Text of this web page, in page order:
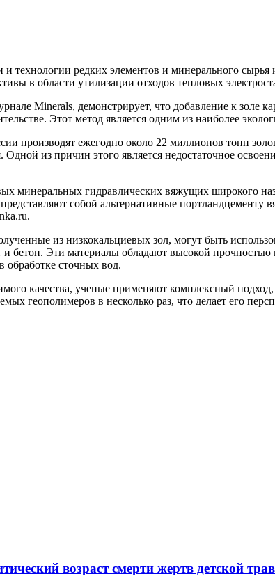
редких элементов и минерального
в области утилизации отходов тепловых
Minerals, демонстрирует, что добавление к золе
Этот метод является одним из наиболее
производят ежегодно около 22 миллионов тонн
Одной из причин этого является недостаточное
минеральных гидравлических вяжущих широкого
собой альтернативные
из низкокальциевых зол, могут быть
бетон. Эти материалы обладают высокой
обработке сточных вод.
качества, ученые применяют комплексный
геополимеров в несколько раз, что делает его
возраст смерти жертв детской